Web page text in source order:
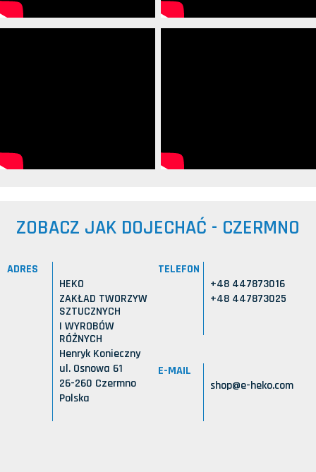
ZOBACZ JAK DOJECHAĆ - CZERMNO
ADRES
HEKO
ZAKŁAD TWORZYW
SZTUCZNYCH
I WYROBÓW
RÓŻNYCH
Henryk Konieczny
ul. Osnowa 61
26-260 Czermno
Polska
TELEFON
+48 447873016
+48 447873025
E-MAIL
shop@e-heko.com